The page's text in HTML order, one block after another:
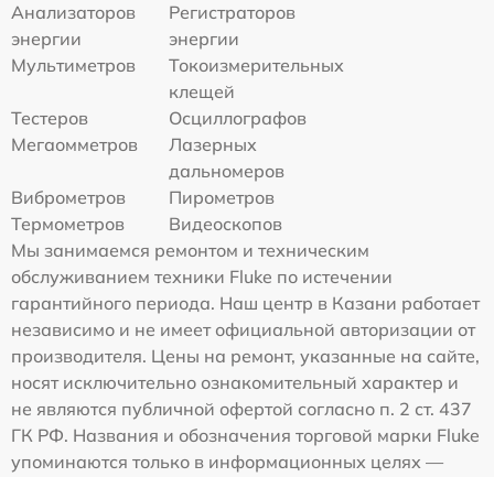
Анализаторов
энергии
Регистраторов
энергии
Мультиметров
Токоизмерительных
клещей
Тестеров
Осциллографов
Мегаомметров
Лазерных
дальномеров
Виброметров
Пирометров
Термометров
Видеоскопов
Мы занимаемся ремонтом и техническим
обслуживанием техники Fluke по истечении
гарантийного периода. Наш центр в Казани работает
независимо и не имеет официальной авторизации от
производителя. Цены на ремонт, указанные на сайте,
носят исключительно ознакомительный характер и
не являются публичной офертой согласно п. 2 ст. 437
ГК РФ. Названия и обозначения торговой марки Fluke
упоминаются только в информационных целях —